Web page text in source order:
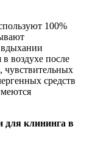
100%
вдыхании
воздухе после
чувствительных
средств
для клининга в